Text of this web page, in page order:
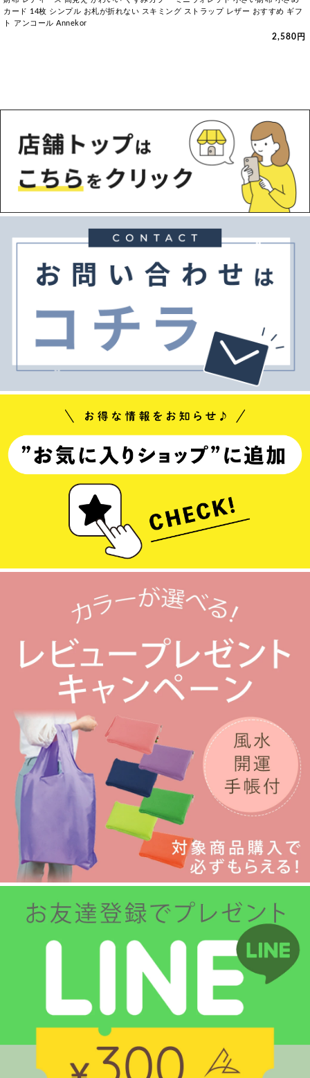
カード 14枚 シンプル お札が折れない スキミング ストラップ レザー おすすめ ギフ
ト アンコール Annekor
2,580円